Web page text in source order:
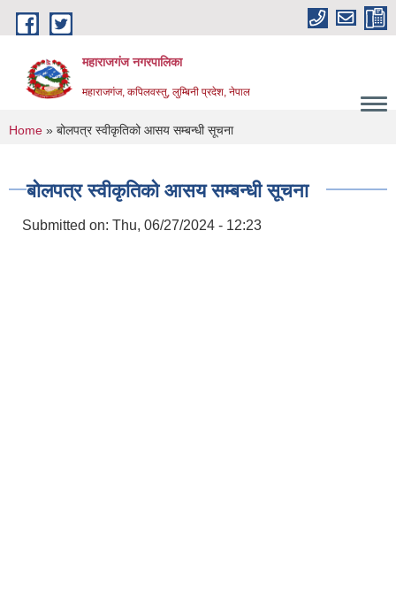
Skip to main content
महाराजगंज नगरपालिका
महाराजगंज, कपिलवस्तु, लुम्बिनी प्रदेश, नेपाल
You are here
Home » बोलपत्र स्वीकृतिको आसय सम्बन्धी सूचना
बोलपत्र स्वीकृतिको आसय सम्बन्धी सूचना
Submitted on: Thu, 06/27/2024 - 12:23